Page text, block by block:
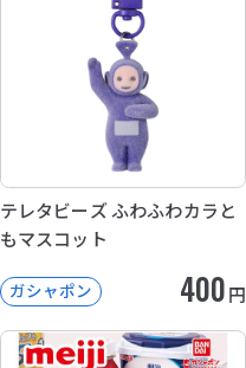
テレタビーズ ふわふわカラと
もマスコット
ガシャポン 400円